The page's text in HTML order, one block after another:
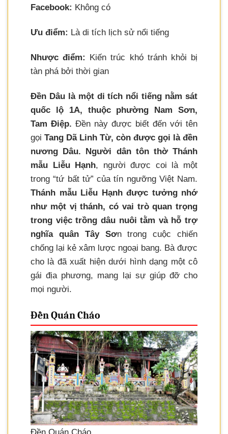
Facebook: Không có
Ưu điểm: Là di tích lịch sử nổi tiếng
Nhược điểm:
Kiến trúc khó tránh khỏi bị
tàn phá bởi thời gian
Đền Dâu là một di tích nổi tiếng nằm sát
quốc lộ 1A, thuộc phường Nam Sơn,
Tam Điệp. Đền này được biết đến với tên
gọi Tang Dã Linh Từ, còn được gọi là đền
nương Dâu. Người dân tôn thờ Thánh
mẫu Liễu Hạnh, người được coi là một
trong “tứ bất tử” của tín ngưỡng Việt Nam.
Thánh mẫu Liễu Hạnh được tưởng nhớ
như một vị thánh, có vai trò quan trọng
trong việc trồng dâu nuôi tằm và hỗ trợ
nghĩa quân Tây Sơn trong cuộc chiến
chống lại kẻ xâm lược ngoại bang. Bà được
cho là đã xuất hiện dưới hình dạng một cô
gái địa phương, mang lại sự giúp đỡ cho
mọi người.
Đền Quán Cháo
Đền Quán Cháo